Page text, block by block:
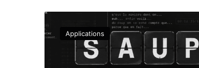
U
S
Applications